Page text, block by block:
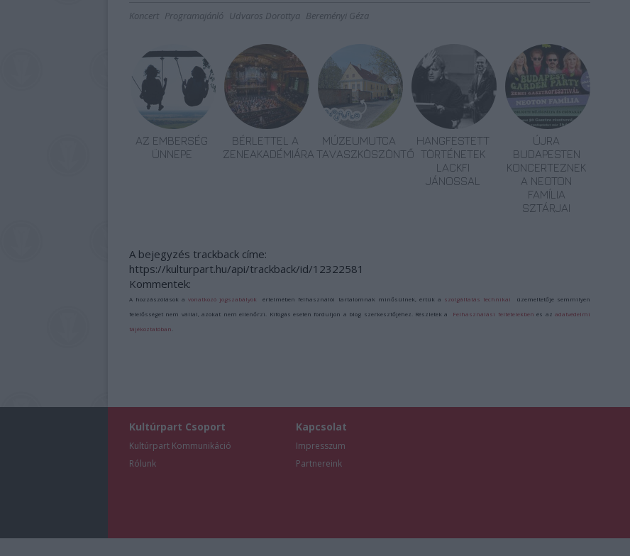
Koncert Programajánló Udvaros Dorottya Bereményi Géza
AZ EMBERSÉG
ÜNNEPE
BÉRLETTEL A
ZENEAKADÉMIÁRA
MÚZEUMUTCA
TAVASZKÖSZÖNTŐ
HANGFESTETT
TÖRTÉNETEK
LACKFI
JÁNOSSAL
ÚJRA
BUDAPESTEN
KONCERTEZNEK
A NEOTON
FAMÍLIA
SZTÁRJAI
A bejegyzés trackback címe:
https://kulturpart.hu/api/trackback/id/12322581
Kommentek:
A hozzászólások avonatkozó jogszabályok értelmében felhasználói tartalomnak minősülnek, értük a szolgáltatás technikai üzemeltetője semmilyen
felelősséget nem vállal, azokat nem ellenőrzi. Kifogás esetén forduljon a blog szerkesztőjéhez. Részletek a Felhasználási feltételekben és azadatvédelmi
tájékoztatóban
Kultúrpart Csoport
Kultúrpart Kommunikáció
Rólunk
Kapcsolat
Impresszum
Partnereink